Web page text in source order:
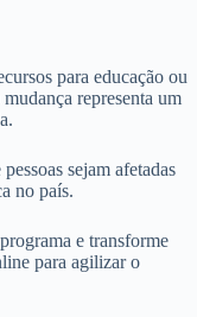
para educação ou
representa um
sejam afetadas
no país.
e transforme
para agilizar o